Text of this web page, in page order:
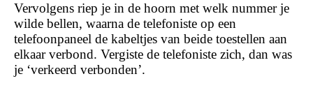
Vervolgens riep je in de hoorn met welk nummer je
wilde bellen, waarna de telefoniste op een
telefoonpaneel de kabeltjes van beide toestellen aan
elkaar verbond. Vergiste de telefoniste zich, dan was
je ‘verkeerd verbonden’.